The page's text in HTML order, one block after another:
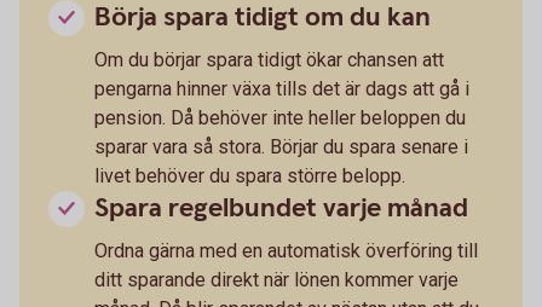
Börja spara tidigt om du kan
Om du börjar spara tidigt ökar chansen att
pengarna hinner växa tills det är dags att gå i
pension. Då behöver inte heller beloppen du
sparar vara så stora. Börjar du spara senare i
livet behöver du spara större belopp.
Spara regelbundet varje månad
Ordna gärna med en automatisk överföring till
ditt sparande direkt när lönen kommer varje